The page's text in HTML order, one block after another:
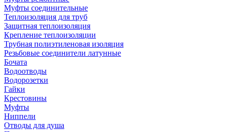
Муфты соединительные
Теплоизоляция для труб
Защитная теплоизоляция
Крепление теплоизоляции
Трубная полиэтиленовая изоляция
Резьбовые соединители латунные
Бочата
Водоотводы
Водорозетки
Гайки
Крестовины
Муфты
Ниппели
Отводы для душа